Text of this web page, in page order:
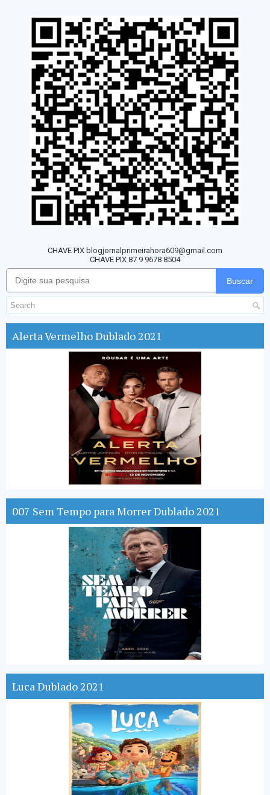
CHAVE PIX blogjornalprimeirahora609@gmail.com
CHAVE PIX 87 9 9678 8504
Buscar
Alerta Vermelho Dublado 2021
007 Sem Tempo para Morrer Dublado 2021
Luca Dublado 2021